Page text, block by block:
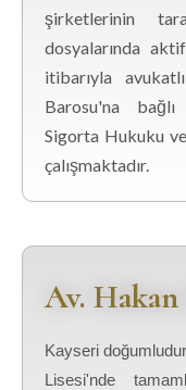
şirketlerinin
dosyalarında
itibarıyla
Barosu'na
Sigorta Hukuku
çalışmaktadır.
Av.
Kayseri
Lisesi'nde